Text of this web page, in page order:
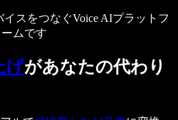
スをつなぐVoice AIプラットフ
ームです
げがあなたの代わり